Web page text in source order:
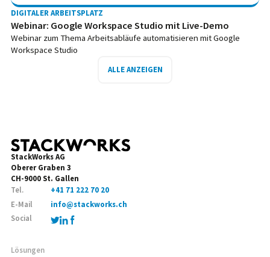
DIGITALER ARBEITSPLATZ
Webinar: Google Workspace Studio mit Live-Demo
Webinar zum Thema Arbeitsabläufe automatisieren mit Google
Workspace Studio
ALLE ANZEIGEN
StackWorks AG
Oberer Graben 3
CH-9000 St. Gallen
Tel.
+41 71 222 70 20
E-Mail
info@stackworks.ch
Social
Lösungen